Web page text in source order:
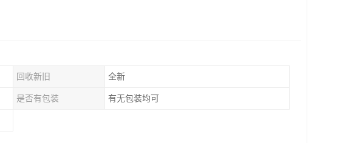
回收新旧 全新
是否有包装 有无包装均可